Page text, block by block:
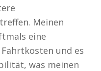
Meinen
eine
und es
was meinen